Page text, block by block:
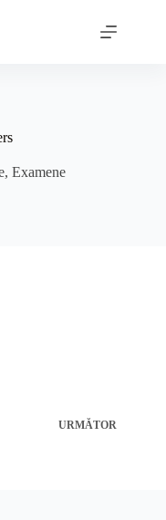
,Examene
URMĂTOR